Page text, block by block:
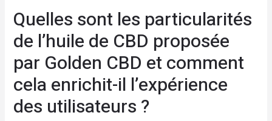
Quelles sont les particularités
de l’huile de CBD proposée
par Golden CBD et comment
cela enrichit-il l’expérience
des utilisateurs ?